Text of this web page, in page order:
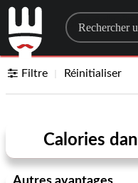
Search
Filtre Réinitialiser
Calories